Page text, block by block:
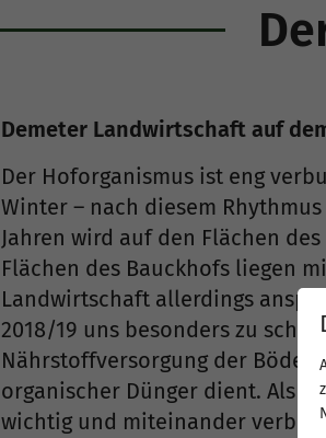
Demeter Landwirtschaft auf
Der Hoforganismus ist eng
Winter – nach diesem
Jahren wird auf den Flächen
Flächen des Bauckhofs liegen
Landwirtschaft allerdings
2018/19 uns besonders zu
Nährstoffversorgung der
organischer Dünger dient. Als
wichtig und miteinander